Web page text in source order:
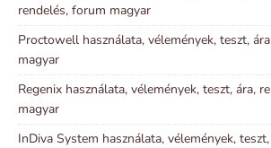
rendelés, forum magyar
Proctowell használata, vélemények, teszt,
magyar
Regenix használata, vélemények, teszt, ára,
magyar
InDiva System használata, vélemények,